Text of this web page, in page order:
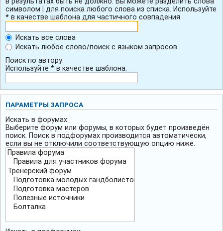
символом
для поиска любого слова из списка. Используйте
* в качестве шаблона для частичного совпадения.
Искать все слова
Искать любое слово/поиск с языком запросов
Поиск по автору:
Используйте * в качестве шаблона.
ПАРАМЕТРЫ ЗАПРОСА
Искать в форумах:
Выберите форум или форумы, в которых будет произведён
поиск. Поиск в подфорумах производится автоматически,
если вы не отключили соответствующую опцию ниже.